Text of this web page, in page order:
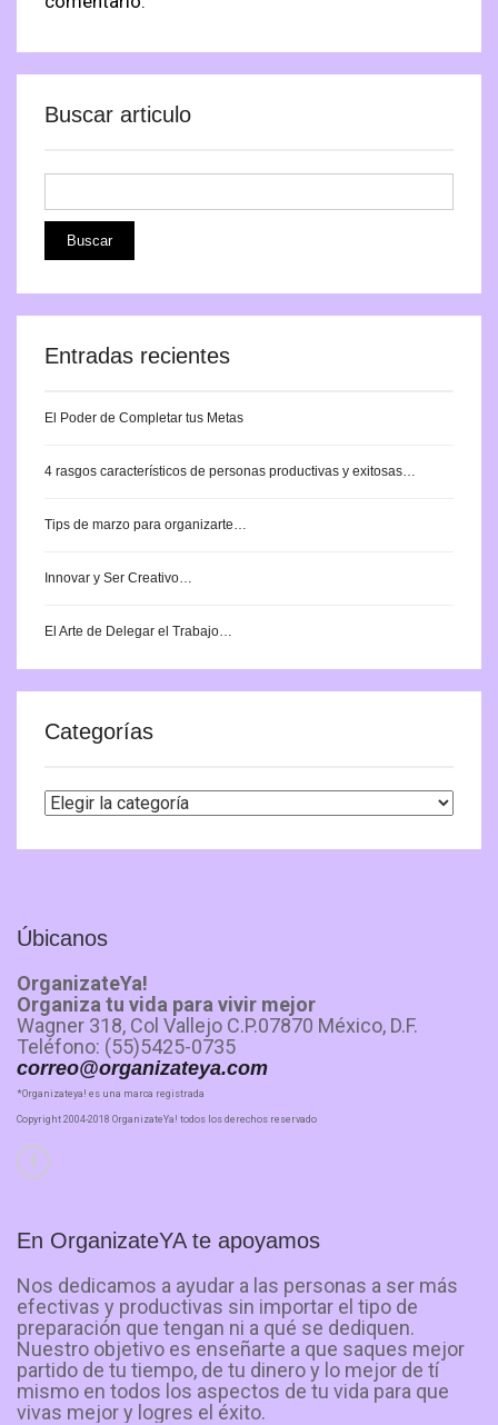
Buscar articulo
Entradas recientes
El Poder de Completar tus Metas
4 rasgos característicos de personas productivas y exitosas…
Tips de marzo para organizarte…
Innovar y Ser Creativo…
El Arte de Delegar el Trabajo…
Categorías
Úbicanos
OrganizateYa!
Organiza tu vida para vivir mejor
Wagner 318, Col Vallejo C.P.07870 México, D.F.
Teléfono: (55)5425-0735
correo@organizateya.com
*Organizateya! es una marca registrada
Copyright 2004-2018 OrganizateYa! todos los derechos reservado
En OrganizateYA te apoyamos
Nos dedicamos a ayudar a las personas a ser más
efectivas y productivas sin importar el tipo de
preparación que tengan ni a qué se dediquen.
Nuestro objetivo es enseñarte a que saques mejor
partido de tu tiempo, de tu dinero y lo mejor de tí
mismo en todos los aspectos de tu vida para que
vivas mejor y logres el éxito.